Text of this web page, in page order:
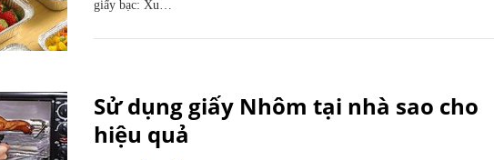
giấy bạc: Xu…
Sử dụng giấy Nhôm tại nhà sao cho
hiệu quả